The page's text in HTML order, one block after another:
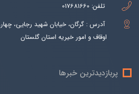
تلفن: 017681660
اوقاف و امور خیریه استان گلستان
پربازدیدترین خبرها